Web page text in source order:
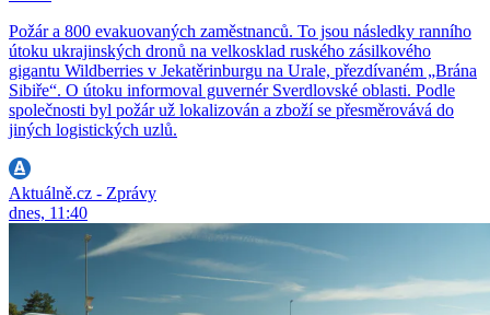
Požár a 800 evakuovaných zaměstnanců. To jsou následky ranního
útoku ukrajinských dronů na velkosklad ruského zásilkového
gigantu Wildberries v Jekatěrinburgu na Urale, přezdívaném „Brána
Sibiře“. O útoku informoval guvernér Sverdlovské oblasti. Podle
společnosti byl požár už lokalizován a zboží se přesměrovává do
jiných logistických uzlů.
Aktuálně.cz - Zprávy
dnes, 11:40